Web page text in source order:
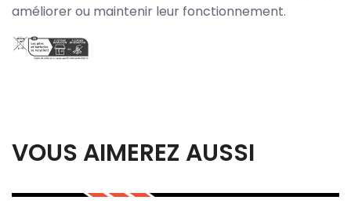
améliorer ou maintenir leur fonctionnement.
VOUS AIMEREZ AUSSI